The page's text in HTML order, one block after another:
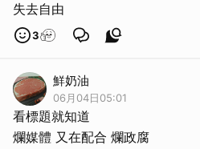
失去自由
3
鮮奶油
06月04日05:01
看標題就知道
爛媒體 又在配合 爛政腐